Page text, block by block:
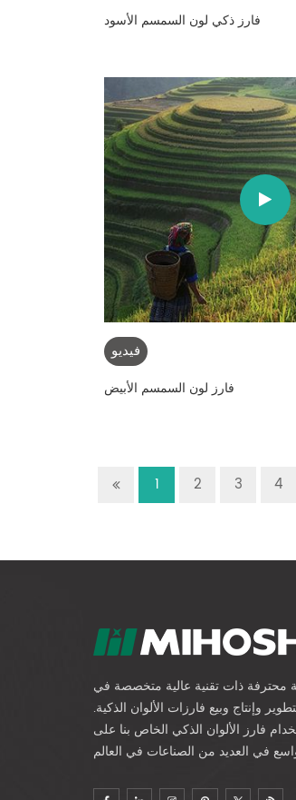
فارز ذكي لون السمسم الأسود
فيديو
فارز لون السمسم الأبيض
1 2 3 4
ذات تقنية عالية متخصصة في
وإنتاج وبيع فارزات الألوان الذكية.
فارز الألوان الذكي الخاص بنا على